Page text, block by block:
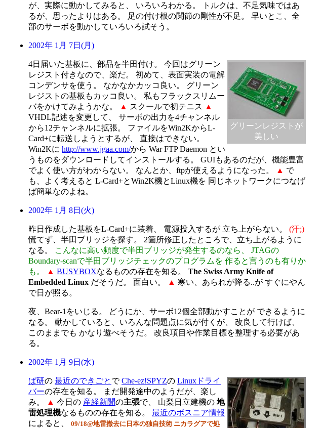
が、実際に動かしてみると、 いろいろわかる。 トルクは、不足気味ではあ
るが、思ったよりはある。 足の付け根の関節の剛性が不足。 早いとこ、全
部のサーボを動かしていろいろ試そう。
2002年 1月 7日(月)
グリーンレジストが
美しい
4日届いた基板に、部品を半田付け。 今回はグリーン
レジスト付きなので、楽だ。 初めて、表面実装の電解
コンデンサを使う。 なかなかカッコ良い。 グリーン
レジストの基板もカッコ良い。 私もフラックスリムー
バをかけてみようかな。
▲ スクールで初テニス ▲
VHDL記述を変更して、 サーボの出力を4チャンネル
から12チャンネルに拡張。 ファイルをWin2KからL-
Card+に転送しようとするが、 直接はできない。
Win2Kに http://www.jgaa.com/から War FTP Daemon とい
うものをダウンロードしてインストールする。 GUIもあるのだが、機能豊富
でよく使い方がわからない。 なんとか、ftpが使えるようになった。
▲ で
も、よく考えると L-Card+とWin2K機とLinux機を 同じネットワークにつなげ
ば簡単なのよね。
2002年 1月 8日(火)
昨日作成した基板をL-Card+に装着、 電源投入するが 立ち上がらない。 (汗;)
慌てず、半田ブリッジを探す。 2箇所修正したところで、立ち上がるように
なる。
こんなに高い頻度で半田ブリッジが発生するのなら、 JTAGの
Boundary-scanで半田ブリッジチェックのプログラムを 作ると言うのも有りか
も。
▲ BUSYBOXなるものの存在を知る。 The Swiss Army Knife of
Embedded Linux だそうだ。 面白い。 ▲ 寒い、あられが降る..が すぐにやん
で日が照る。
夜、Bear-1をいじる。 どうにか、サーボ12個全部動かすことが できるように
なる。 動かしていると、いろんな問題点に気が付くが、 改良して行けば、
このままでも かなり遊べそうだ。 改良項目や作業目標を整理する必要があ
る。
2002年 1月 9日(水)
ぱ研の 最近のできごと でChe-ez!SPYZの Linuxドライ
バーの存在を知る。 まだ開発途中のようだが、楽し
み。
▲ 今日の 産経新聞の主張で、 山梨日立建機の 地
雷処理機なるものの存在を知る。 最近のボスニア情報
によると、 09/18@地雷撤去に日本の独自技術 ニカラグアで処